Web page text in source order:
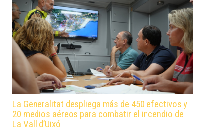
La Generalitat despliega más de 450 efectivos y
20 medios aéreos para combatir el incendio de
La Vall d’Uixó